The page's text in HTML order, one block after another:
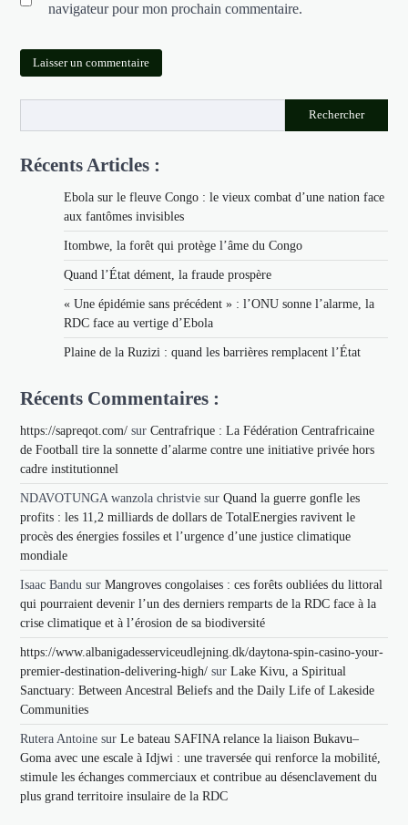
navigateur pour mon prochain commentaire.
Rechercher
Récents Articles :
Ebola sur le fleuve Congo : le vieux combat d’une nation face
aux fantômes invisibles
Itombwe, la forêt qui protège l’âme du Congo
Quand l’État dément, la fraude prospère
« Une épidémie sans précédent » : l’ONU sonne l’alarme, la
RDC face au vertige d’Ebola
Plaine de la Ruzizi : quand les barrières remplacent l’État
Récents Commentaires :
https://sapreqot.com/ surCentrafrique : La Fédération Centrafricaine
de Football tire la sonnette d’alarme contre une initiative privée hors
cadre institutionnel
NDAVOTUNGA wanzola christvie surQuand la guerre gonfle les
profits : les 11,2 milliards de dollars de TotalEnergies ravivent le
procès des énergies fossiles et l’urgence d’une justice climatique
mondiale
Isaac Bandu surMangroves congolaises : ces forêts oubliées du littoral
qui pourraient devenir l’un des derniers remparts de la RDC face à la
crise climatique et à l’érosion de sa biodiversité
https://www.albanigadesserviceudlejning.dk/daytona-spin-casino-your-
premier-destination-delivering-high/ surLake Kivu, a Spiritual
Sanctuary: Between Ancestral Beliefs and the Daily Life of Lakeside
Communities
Rutera Antoine surLe bateau SAFINA relance la liaison Bukavu–
Goma avec une escale à Idjwi : une traversée qui renforce la mobilité,
stimule les échanges commerciaux et contribue au désenclavement du
plus grand territoire insulaire de la RDC